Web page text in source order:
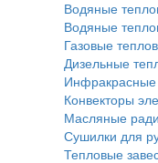
Водяные
Водяные
Газовые
Дизельные
Инфракрасные
Конвекторы
Масляные
Сушилки для
Тепловые